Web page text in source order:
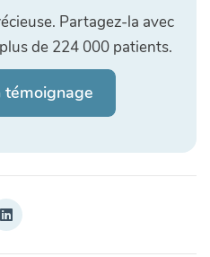
Partagez-la avec
de 224 000 patients.
témoignage